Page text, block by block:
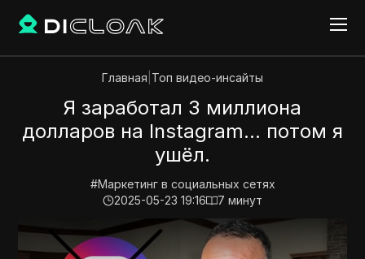
Главная Топ видео-инсайты
Я заработал 3 миллиона
долларов на Instagram... потом я
ушёл.
#Маркетинг в социальных сетях
2025-05-23 19:16
7 минут
Play Video: Я заработал 3 миллиона долларов на